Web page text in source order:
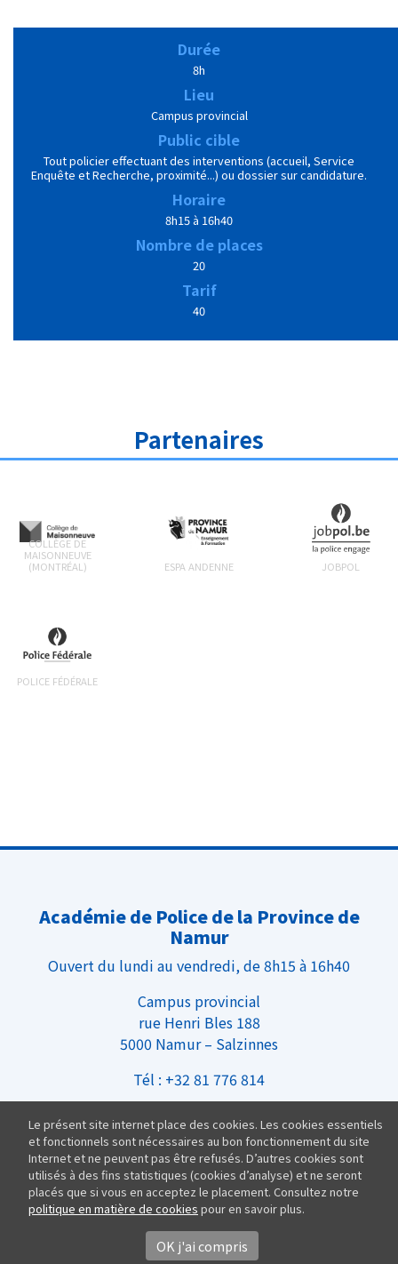
Durée
8h
Lieu
Campus provincial
Public cible
Tout policier effectuant des interventions (accueil, Service
Enquête et Recherche, proximité...) ou dossier sur candidature.
Horaire
8h15 à 16h40
Nombre de places
20
Tarif
40
Partenaires
COLLÈGE DE
MAISONNEUVE
(MONTRÉAL)
ESPA ANDENNE JOBPOL
POLICE FÉDÉRALE
Académie de Police de la Province de
Namur
Ouvert du lundi au vendredi, de 8h15 à 16h40
Campus provincial
rue Henri Bles 188
5000 Namur – Salzinnes
Tél : +32 81 776 814
Infos Pratiques
Nous rejoindre
Équipe
Politique de Confidentialité
Le présent site internet place des cookies. Les cookies essentiels
et fonctionnels sont nécessaires au bon fonctionnement du site
Internet et ne peuvent pas être refusés. D’autres cookies sont
utilisés à des fins statistiques (cookies d’analyse) et ne seront
placés que si vous en acceptez le placement. Consultez notre
politique en matière de cookies pour en savoir plus.
OK j'ai compris